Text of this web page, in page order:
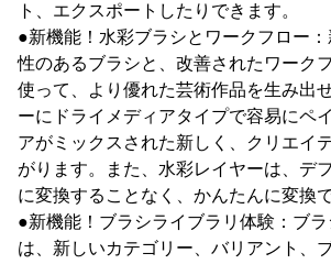
ト、エクスポートしたりできます。
●新機能！水彩ブラシとワークフロー
性のあるブラシと、改善されたワーク
使って、より優れた芸術作品を生み出
ーにドライメディアタイプで容易にペ
アがミックスされた新しく、クリエイ
がります。また、水彩レイヤーは、デ
に変換することなく、かんたんに変換
●新機能！ブラシライブラリ体験：ブ
は、新しいカテゴリー、バリアント、